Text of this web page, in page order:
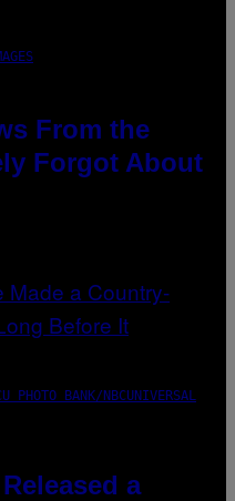
From the
Forgot About
PHOTO BANK/NBCUNIVERSAL
a